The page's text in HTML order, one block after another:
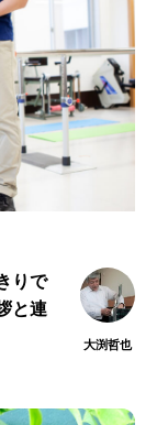
りで
と連
大渕哲也